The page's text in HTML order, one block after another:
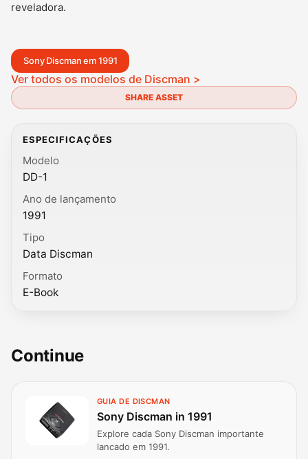
reveladora.
Sony Discman em 1991
Ver todos os modelos de Discman >
SHARE ASSET
ESPECIFICAÇÕES
Modelo
DD-1
Ano de lançamento
1991
Tipo
Data Discman
Formato
E-Book
Continue
GUIA DE DISCMAN
Sony Discman in 1991
Explore cada Sony Discman importante
lancado em 1991.